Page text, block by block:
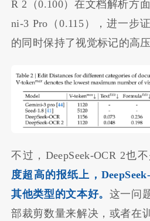
R 2（0.100）在文档解析方
ni-3 Pro（0.115），进一步
的同时保持了视觉标记的高压
不过，DeepSeek-OCR 2也
度超高的报纸上，
其他类型的文本好。 这一问
部裁剪数量来解决，或者在